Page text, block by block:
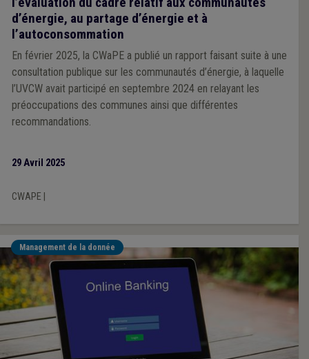
d’énergie, au partage d’énergie et à
l’autoconsommation
En février 2025, la CWaPE a publié un rapport faisant suite à une
consultation publique sur les communautés d’énergie, à laquelle
l’UVCW avait participé en septembre 2024 en relayant les
préoccupations des communes ainsi que différentes
recommandations.
29 Avril 2025
CWAPE
Management de la donnée